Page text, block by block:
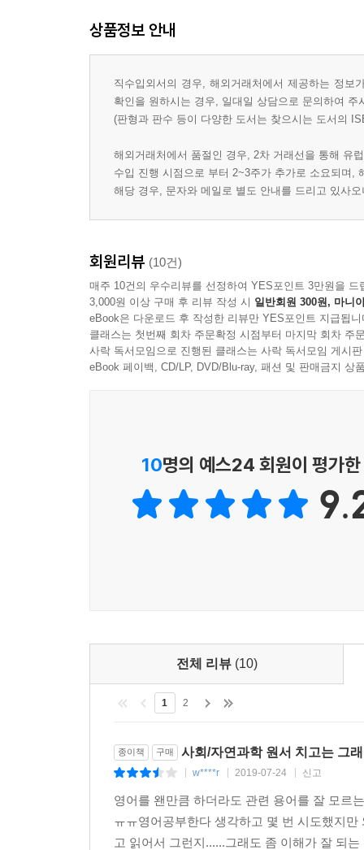
상품정보 안내
직수입외서의 경우, 해외거래처에서 제공하는 정
확인을 원하시는 경우, 일대일 상담으로 문의하여 주
(판형과 판수 등이 다양한 도서는 찾으시는 도서의
해외거래처에서 품절인 경우, 2차 거래선을 통해 유
수입 진행 시점으로 부터 2~3주가 추가로 소요되며,
해당 경우, 문자와 메일로 별도 안내를 드리고 있사
회원리뷰 (10건)
매주 10건의 우수리뷰를 선정하여 YES포인트 3만원을 드
3,000원 이상 구매 후 리뷰 작성 시 일반회원 300원, 마니
eBook은 다운로드 후 작성한 리뷰만 YES포인트 지급됩니
클래스는 첫번째 회차 주문확정 시점부터 마지막 회차 주
사락 독서모임으로 진행된 클래스는 사락 독서모임 게시
eBook 페이백, CD/LP, DVD/Blu-ray, 패션 및 판매금지 상
10명의 예스24 회원이 평가
전체 리뷰 (10)
1 2
종이책 구매 사회/자연과학 원서 치고는 그
w****r 2019-07-24 신고
영어를 왠만큼 하더라도 관련 용어를 잘 모르
ㅠㅠ영어공부한다 생각하고 몇 번 시도했지
고 읽어서 그런지......그래도 좀 이해가 잘 되